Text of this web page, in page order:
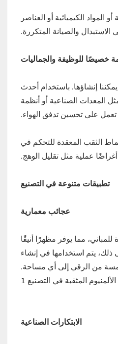
المواد الكيميائية أو العناصر
والصيانة المتكررة.
خصيصًا للوظيفة والجماليات
إنشاؤها. باستخدام أحدث
المعدات الصناعية أو أنظمة
تعمل على تحسين تدفق الهواء.
الثقب المعقدة للتحكم في
عملية مثل تقليل الوهج.
تطبيقات متنوعة في التصنيع
عجائب معمارية
مما يوفر مظهرًا أنيقًا
يتم استخدامها في إنشاء
من الرقي إلى أي مساحة.
الابتكارات الصناعية